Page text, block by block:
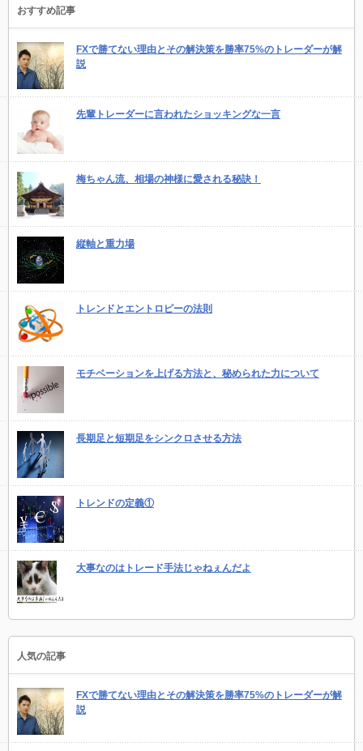
おすすめ記事
FXで勝てない理由とその解決策を勝率75%のトレーダーが解
説
先輩トレーダーに言われたショッキングな一言
梅ちゃん流、相場の神様に愛される秘訣！
縦軸と重力場
トレンドとエントロピーの法則
モチベーションを上げる方法と、秘められた力について
長期足と短期足をシンクロさせる方法
トレンドの定義①
大事なのはトレード手法じゃねぇんだよ
人気の記事
FXで勝てない理由とその解決策を勝率75%のトレーダーが解
説